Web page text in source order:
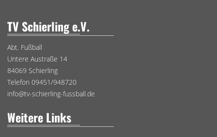
TV Schierling e.V.
Abt. Fußball
Untere Austraße 14
84069 Schierling
Telefon 09451/948720
info@tv-schierling-fussball.de
Weitere Links